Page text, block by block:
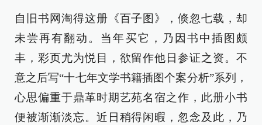
自旧书网淘得这册《百子图》，倏忽七载，却
未尝再有翻动。当年买它，乃因书中插图颇
丰，彩页尤为悦目，欲留作他日参证之资。不
意之后写“十七年文学书籍插图个案分析”系列，
心思偏重于鼎革时期艺苑名宿之作，此册小书
便被渐渐淡忘。近日稍得闲暇，忽念及此，乃